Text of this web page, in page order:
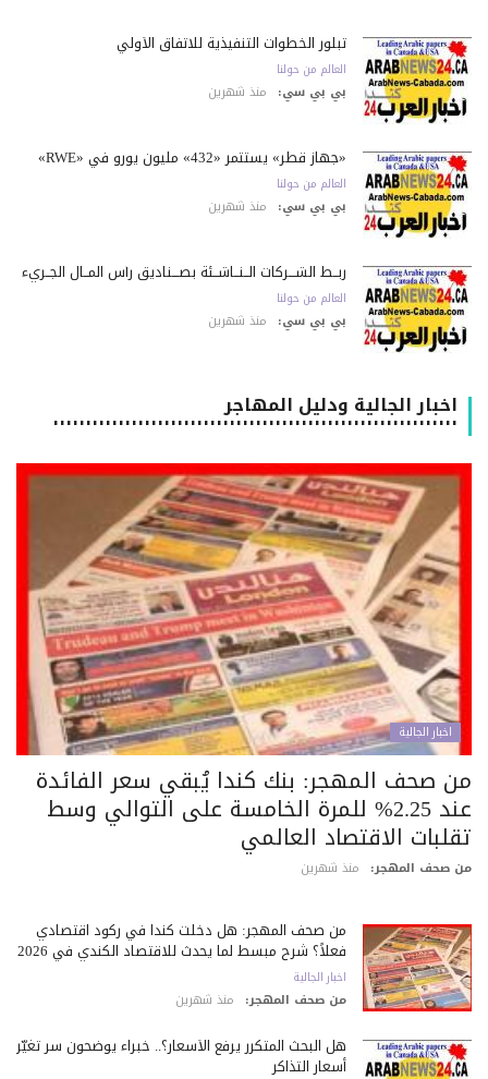
تبلور الخطوات التنفيذية للاتفاق الأولي
العالم من حولنا
بي بي سي: منذ شهرين
«جهاز قطر» يستثمر «432» مليون يورو في «RWE»
العالم من حولنا
بي بي سي: منذ شهرين
ربــط الشـــركات الــنــاشــئة بصـــناديق رأس المــال الجــريء
العالم من حولنا
بي بي سي: منذ شهرين
اخبار الجالية ودليل المهاجر
٠٠٠٠٠٠٠٠٠٠٠٠٠٠٠٠٠٠٠٠٠٠٠٠٠٠٠٠٠٠٠٠٠٠٠٠٠٠٠٠٠٠٠٠٠٠٠٠٠٠٠٠٠٠٠٠٠٠٠٠٠٠
اخبار الجالية
صحف المهجر: بنك كندا يُبقي سعر الفائدة
عند 2.25% للمرة الخامسة على التوالي وسط
الاقتصاد العالمي
صحف المهجر: منذ شهرين
من صحف المهجر: هل دخلت كندا في ركود اقتصادي
فعلاً؟ شرح مبسط لما يحدث للاقتصاد الكندي في 2026
اخبار الجالية
من صحف المهجر: منذ شهرين
هل البحث المتكرر يرفع الأسعار؟.. خبراء يوضحون سر تغيّر
أسعار التذاكر